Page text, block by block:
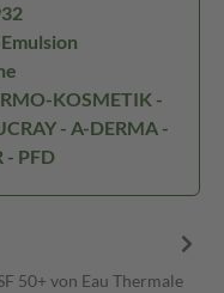
KOSMETIK -
- A-DERMA -
- PFD
50+ von Eau Thermale